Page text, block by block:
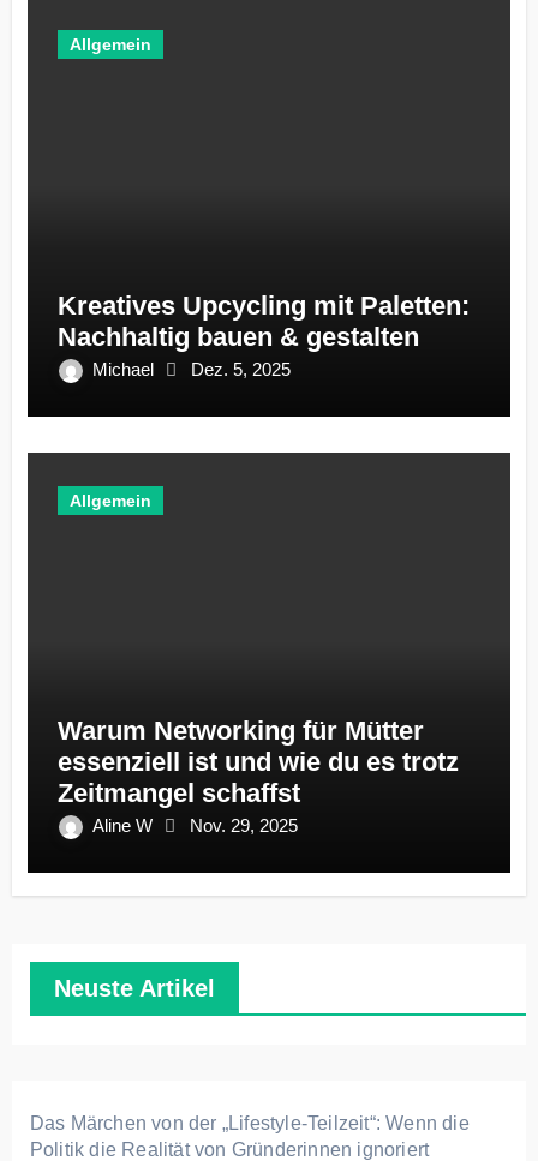
Allgemein
Kreatives Upcycling mit Paletten:
Nachhaltig bauen & gestalten
Michael Dez. 5, 2025
Allgemein
Warum Networking für Mütter
essenziell ist und wie du es trotz
Zeitmangel schaffst
Aline W Nov. 29, 2025
Neuste Artikel
Das Märchen von der „Lifestyle-Teilzeit“: Wenn die
Politik die Realität von Gründerinnen ignoriert